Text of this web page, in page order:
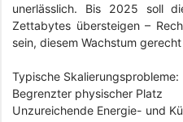
unerlässlich. Bis 2025 soll
Zettabytes übersteigen –
sein, diesem Wachstum
Typische Skalierungsprobleme:
Begrenzter physischer Platz
Unzureichende Energie- und